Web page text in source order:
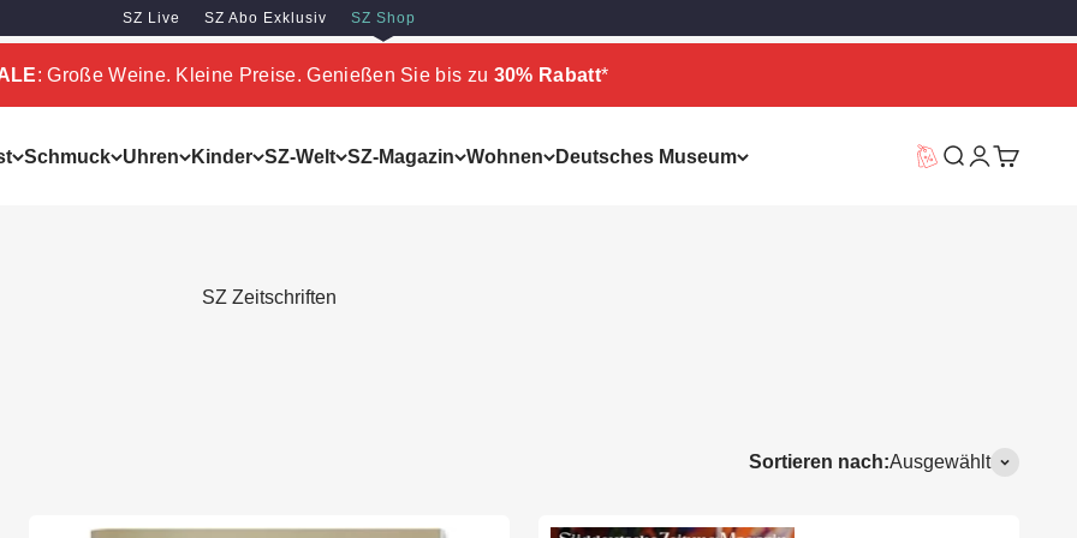
SZ Live SZ Abo Exklusiv SZ Shop
: Große Weine. Kleine Preise. Genießen Sie bis zu 30% Rabatt*
Schmuck Uhren Kinder SZ-Welt SZ-Magazin Wohnen Deutsches Museum Vorteilswelt
Suche
SZ Zeitschriften
Sortieren nach:Ausgewählt